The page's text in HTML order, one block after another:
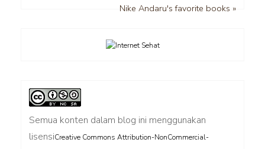
Nike Andaru's favorite books »
Semua konten dalam blog ini menggunakan
lisensiCreative Commons Attribution-NonCommercial-